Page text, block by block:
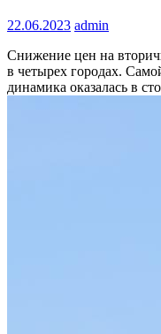
22.06.2023 admin
Снижение цен на
в четырех городах.
динамика оказалась в